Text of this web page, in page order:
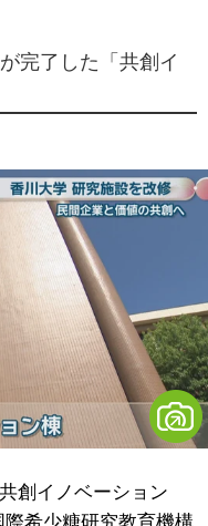
完了した「共創イ
創イノベーション
希少糖研究教育機構